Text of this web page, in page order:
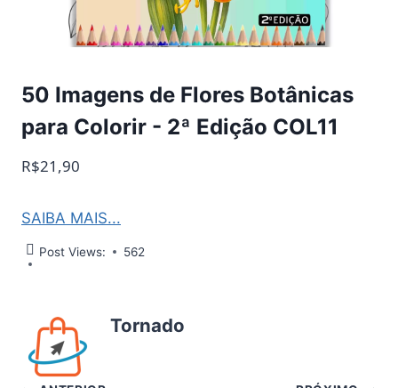
50 Imagens de Flores Botânicas
para Colorir - 2ª Edição COL11
R$21,90
SAIBA MAIS...
Post Views: 562
Tornado